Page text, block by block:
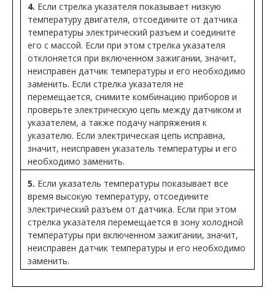
4. Если стрелка указателя показывает низкую
температуру двигателя, отсоедините от датчика
температуры электрический разъем и соедините
его с массой. Если при этом стрелка указателя
отклоняется при включенном зажигании, значит,
неисправен датчик температуры и его необходимо
заменить. Если стрелка указателя не
перемещается, снимите комбинацию приборов и
проверьте электрическую цепь между датчиком и
указателем, а также подачу напряжения к
указателю. Если электрическая цепь исправна,
значит, неисправен указатель температуры и его
необходимо заменить.
5. Если указатель температуры показывает все
время высокую температуру, отсоедините
электрический разъем от датчика. Если при этом
стрелка указателя перемещается в зону холодной
температуры при включенном зажигании, значит,
неисправен датчик температуры и его необходимо
заменить.